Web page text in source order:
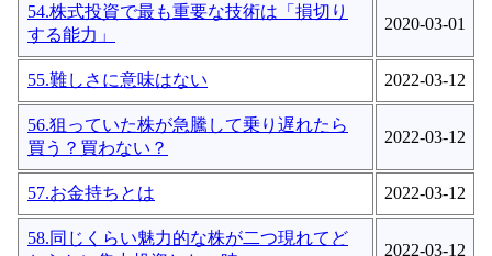
54.株式投資で最も重要な技術は「損切り
する能力」
2020-03-01
55.難しさに意味はない 2022-03-12
56.狙っていた株が急騰して乗り遅れたら
買う？買わない？
2022-03-12
57.お金持ちとは 2022-03-12
58.同じくらい魅力的な株が二つ現れてど
2022-03-12